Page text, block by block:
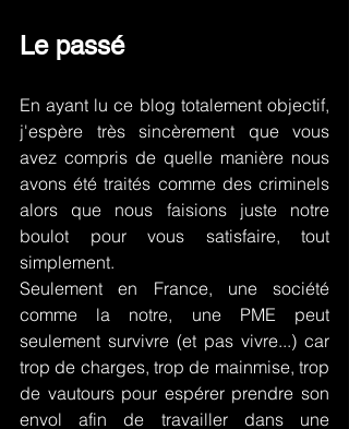
Le passé
En ayant lu ce blog totalement objectif,
j'espère très sincèrement que vous
avez compris de quelle manière nous
avons été traités comme des criminels
alors que nous faisions juste notre
boulot pour vous satisfaire, tout
simplement.
Seulement en France, une société
comme la notre, une PME peut
seulement survivre (et pas vivre...) car
trop de charges, trop de mainmise, trop
de vautours pour espérer prendre son
envol afin de travailler dans une